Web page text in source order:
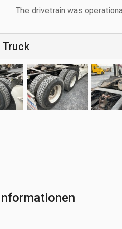
The drivetrain was
Truck